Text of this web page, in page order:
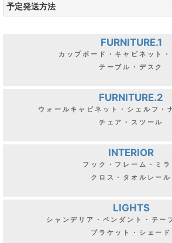
予定発送方法
FURNITURE.1
カップボード・キャビネット・
テーブル・デスク
FURNITURE.2
ウォールキャビネット・シェルフ・
チェア・スツール
INTERIOR
フック・フレーム・ミラ
クロス・タオルレール
LIGHTS
シャンデリア・ペンダント・テー
ブラケット・シェード